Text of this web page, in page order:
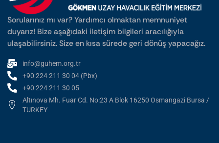
Sorularınız mı var? Yardımcı olmaktan memnuniyet
duyarız! Bize aşağıdaki iletişim bilgileri aracılığıyla
ulaşabilirsiniz. Size en kısa sürede geri dönüş yapacağız.
info@guhem.org.tr
+90 224 211 30 04 (Pbx)
+90 224 211 30 05
Altınova Mh. Fuar Cd. No:23 A Blok 16250 Osmangazi Bursa /
TURKEY